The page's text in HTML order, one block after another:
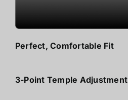
Perfect, Comfortable Fit
3-Point Temple Adjustment